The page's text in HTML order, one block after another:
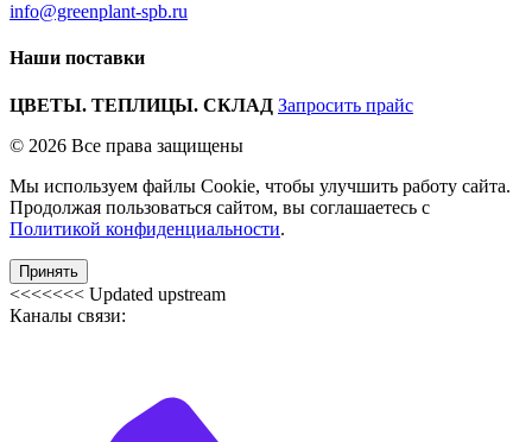
info@greenplant-spb.ru
Наши поставки
ЦВЕТЫ. ТЕПЛИЦЫ. СКЛАД Запросить прайс
© 2026 Все права защищены
Мы используем файлы Cookie, чтобы улучшить работу сайта.
Продолжая пользоваться сайтом, вы соглашаетесь с
Политикой конфиденциальности.
Принять
<<<<<<< Updated upstream
Каналы связи: